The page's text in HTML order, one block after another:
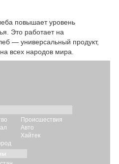
повышает уровень
Это работает на
— универсальный продукт,
всех народов мира.
Происшествия
Авто
Хайтек